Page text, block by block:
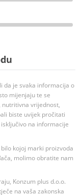
da je svaka informacija o
mijenjaju te se
nutritivna vrijednost,
biste uvijek pročitati
na informacije
kojoj marki proizvoda
molimo obratite nam
Konzum plus d.o.o.
na vaša zakonska